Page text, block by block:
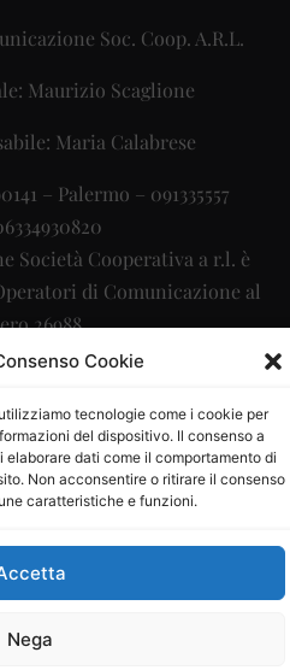
Cookie
tecnologie come i cookie per
del dispositivo. Il consenso a
dati come il comportamento di
Non acconsentire o ritirare il consenso
caratteristiche e funzioni.
Nega
Soc. Coop. A.R.L.
Maurizio Scaglione
Maria Calabrese
– Palermo – 091335557
Società Cooperativa a r.l. è
di Comunicazione al
26988
srl– info@ladigitale.it